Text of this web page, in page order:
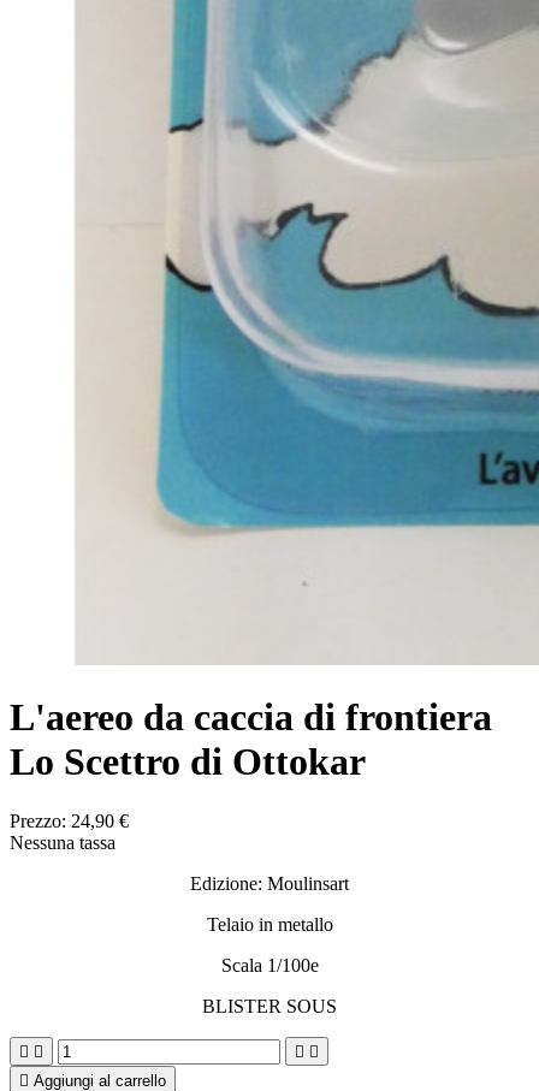
L'aereo da caccia di frontiera
Lo Scettro di Ottokar
Prezzo: 24,90 €
Nessuna tassa
Edizione: Moulinsart
Telaio in metallo
Scala 1/100e
BLISTER SOUS
   
 Aggiungi al carrello